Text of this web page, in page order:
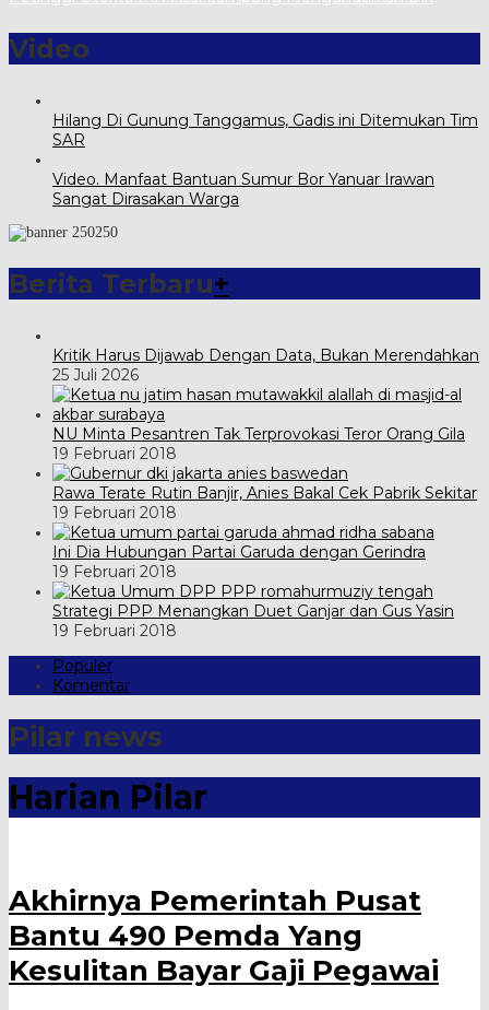
Video
Hilang Di Gunung Tanggamus, Gadis ini Ditemukan Tim
SAR
Video. Manfaat Bantuan Sumur Bor Yanuar Irawan
Sangat Dirasakan Warga
Berita Terbaru+
Kritik Harus Dijawab Dengan Data, Bukan Merendahkan
25 Juli 2026
NU Minta Pesantren Tak Terprovokasi Teror Orang Gila
19 Februari 2018
Rawa Terate Rutin Banjir, Anies Bakal Cek Pabrik Sekitar
19 Februari 2018
Ini Dia Hubungan Partai Garuda dengan Gerindra
19 Februari 2018
Strategi PPP Menangkan Duet Ganjar dan Gus Yasin
19 Februari 2018
Populer
Komentar
Pilar news
Harian Pilar
Akhirnya Pemerintah Pusat
Bantu 490 Pemda Yang
Kesulitan Bayar Gaji Pegawai